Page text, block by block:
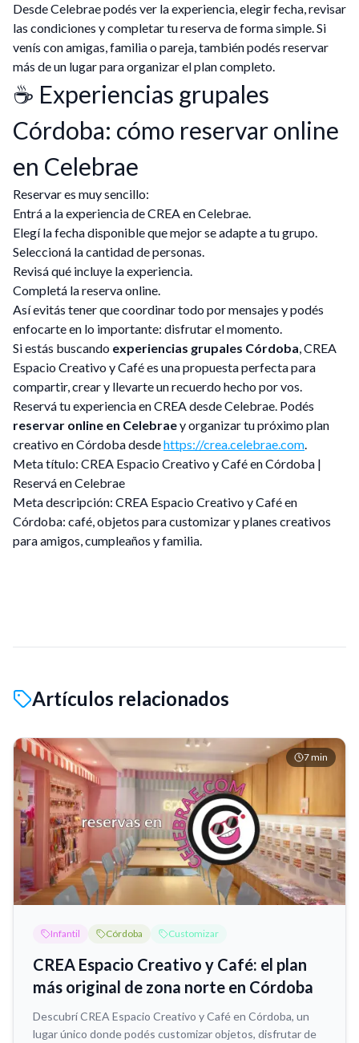
Desde Celebrae podés ver la experiencia, elegir fecha, revisar
las condiciones y completar tu reserva de forma simple. Si
venís con amigas, familia o pareja, también podés reservar
más de un lugar para organizar el plan completo.
☕ Experiencias grupales
Córdoba: cómo reservar online
en Celebrae
Reservar es muy sencillo:
Entrá a la experiencia de CREA en Celebrae.
Elegí la fecha disponible que mejor se adapte a tu grupo.
Seleccioná la cantidad de personas.
Revisá qué incluye la experiencia.
Completá la reserva online.
Así evitás tener que coordinar todo por mensajes y podés
enfocarte en lo importante: disfrutar el momento.
Si estás buscando experiencias grupales Córdoba, CREA
Espacio Creativo y Café es una propuesta perfecta para
compartir, crear y llevarte un recuerdo hecho por vos.
Reservá tu experiencia en CREA desde Celebrae. Podés
reservar online en Celebraey organizar tu próximo plan
creativo en Córdoba desdehttps://crea.celebrae.com.
Meta título: CREA Espacio Creativo y Café en Córdoba |
Reservá en Celebrae
Meta descripción: CREA Espacio Creativo y Café en
Córdoba: café, objetos para customizar y planes creativos
para amigos, cumpleaños y familia.
Artículos relacionados
7min
Infantil Córdoba Customizar
CREA Espacio Creativo y Café: el plan
más original de zona norte en Córdoba
Descubrí CREA Espacio Creativo y Café en Córdoba, un
lugar único donde podés customizar objetos, disfrutar de